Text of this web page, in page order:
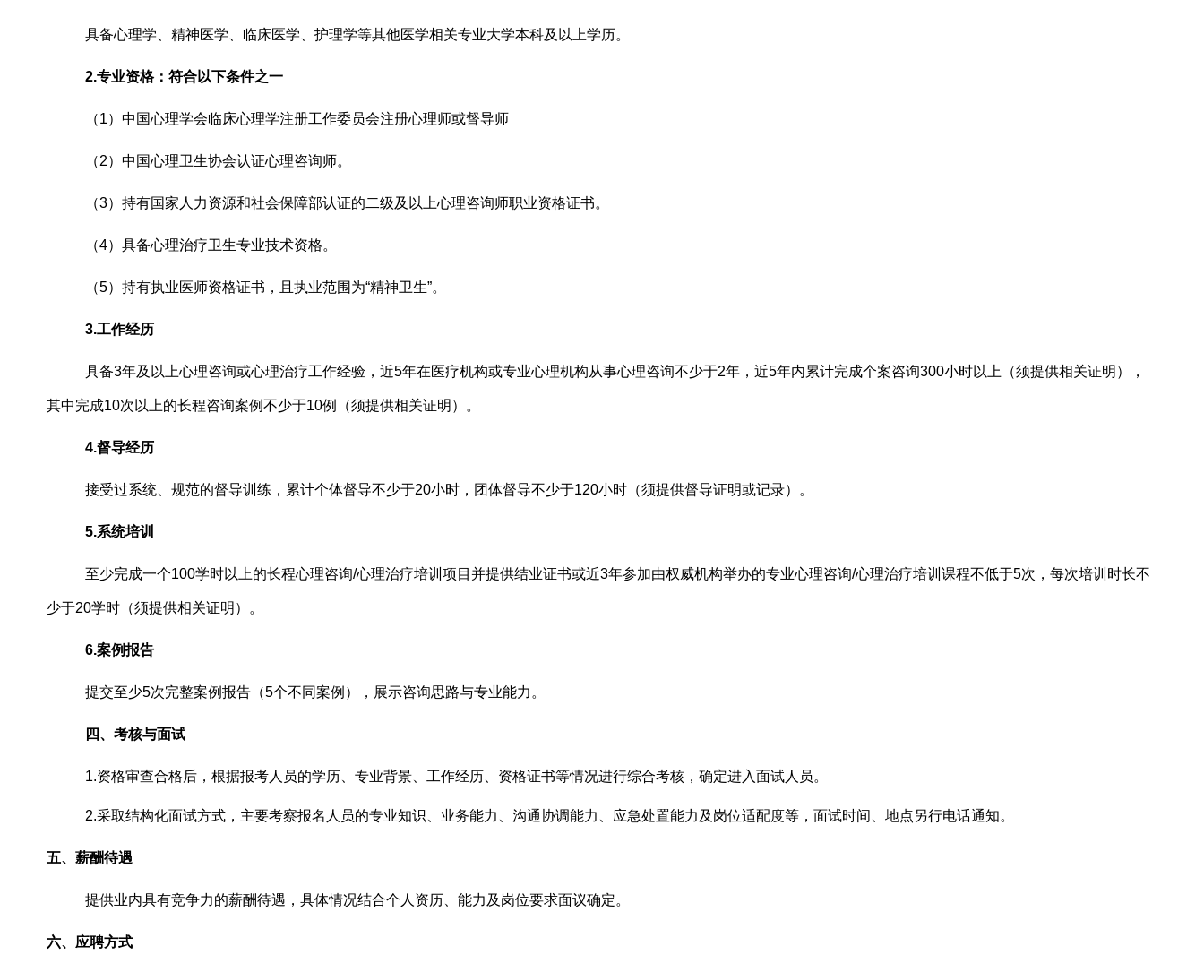
具备心理学、精神医学、临床医学、护理学等其他医学相关专业大学本科及以上学历。
2.专业资格：符合以下条件之一
（1）中国心理学会临床心理学注册工作委员会注册心理师或督导师
（2）中国心理卫生协会认证心理咨询师。
（3）持有国家人力资源和社会保障部认证的二级及以上心理咨询师职业资格证书。
（4）具备心理治疗卫生专业技术资格。
（5）持有执业医师资格证书，且执业范围为“精神卫生”。
3.工作经历
具备3年及以上心理咨询或心理治疗工作经验，近5年在医疗机构或专业心理机构从事心理咨询不少于2年，近5年内累计完成个案咨询300小时以上（须提供相关证明），
其中完成10次以上的长程咨询案例不少于10例（须提供相关证明）。
4.督导经历
接受过系统、规范的督导训练，累计个体督导不少于20小时，团体督导不少于120小时（须提供督导证明或记录）。
5.系统培训
至少完成一个100学时以上的长程心理咨询/心理治疗培训项目并提供结业证书或近3年参加由权威机构举办的专业心理咨询/心理治疗培训课程不低于5次，每次培训时长不
少于20学时（须提供相关证明）。
6.案例报告
提交至少5次完整案例报告（5个不同案例），展示咨询思路与专业能力。
四、考核与面试
1.资格审查合格后，根据报考人员的学历、专业背景、工作经历、资格证书等情况进行综合考核，确定进入面试人员。
2.采取结构化面试方式 ，主要考察报名 人员的专业知识、业务能力、沟通协调能力、应急处置能力及岗位适配度等，面试时间、地点另行电话通知。
五、薪酬待遇
提供业内具有竞争力的薪酬待遇，具体情况结合个人资历、能力及岗位要求面议确定。
六、应聘方式